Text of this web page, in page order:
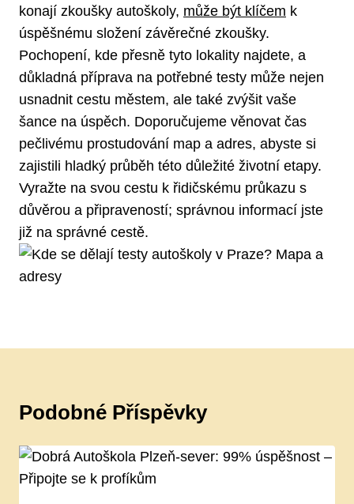
konají zkoušky autoškoly, může být klíčem k
úspěšnému složení závěrečné zkoušky.
Pochopení, kde přesně tyto lokality najdete, a
důkladná příprava na potřebné testy může nejen
usnadnit cestu městem, ale také zvýšit vaše
šance na úspěch. Doporučujeme věnovat čas
pečlivému prostudování map a adres, abyste si
zajistili hladký průběh této důležité životní etapy.
Vyražte na svou cestu k řidičskému průkazu s
důvěrou a připraveností; správnou informací jste
již na správné cestě.
Podobné Příspěvky